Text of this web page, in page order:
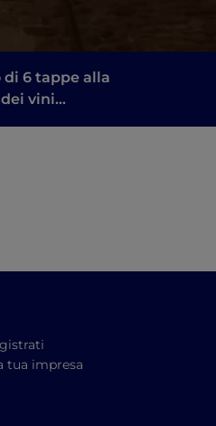
6 tappe alla
vini
tua impresa